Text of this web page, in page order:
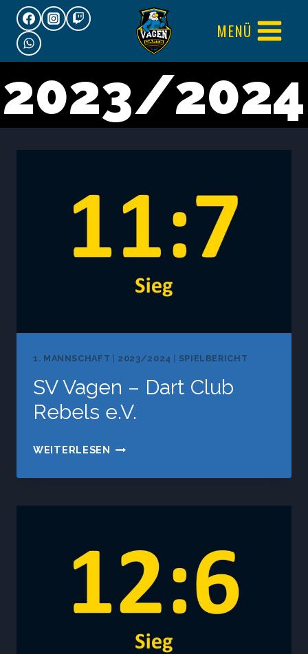
Zum
Inhalt
springen
MENÜ
2023/2024
1. MANNSCHAFT | 2023/2024 | SPIELBERICHT
SV Vagen – Dart Club
Rebels e.V.
WEITERLESEN SV
DART
E.V.